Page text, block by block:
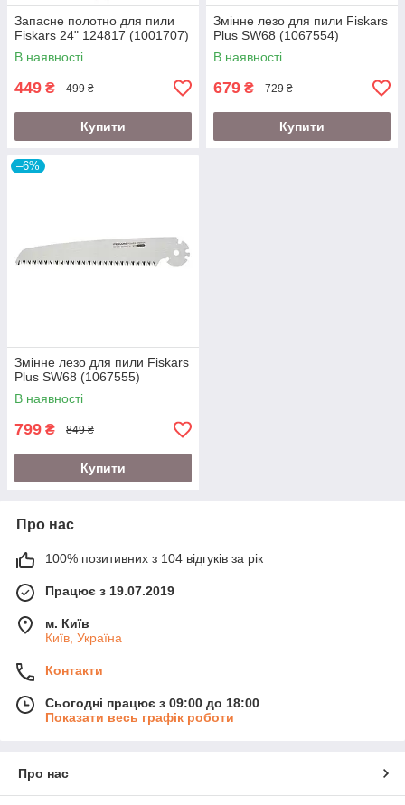
Запасне полотно для пили
Fiskars 24" 124817 (1001707)
В наявності
449 ₴ 499 ₴
Купити
Змінне лезо для пили Fiskars
Plus SW68 (1067554)
В наявності
679 ₴ 729 ₴
Купити
–6%
Змінне лезо для пили Fiskars
Plus SW68 (1067555)
В наявності
799 ₴ 849 ₴
Купити
Про нас
100% позитивних з 104 відгуків за рік
Працює з 19.07.2019
м. Київ
Київ, Україна
Контакти
Сьогодні працює з 09:00 до 18:00
Показати весь графік роботи
Про нас